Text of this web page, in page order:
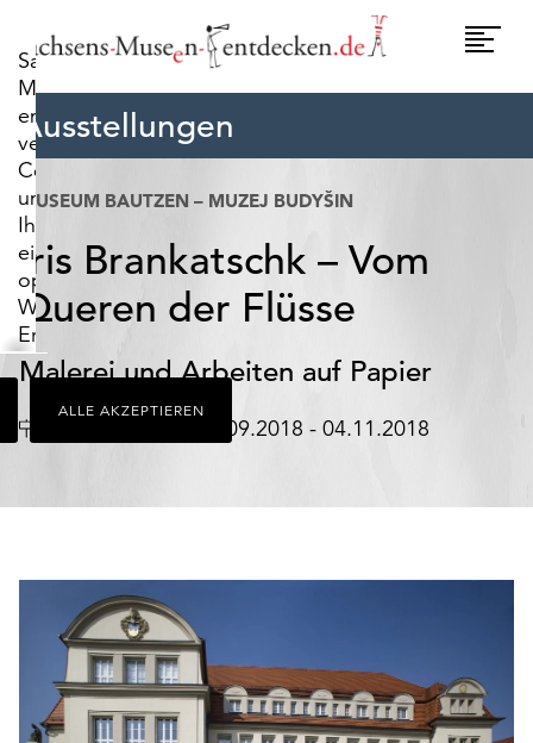
Sachsens-
Museen-
entdecken.de
verwendet
Cookies,
um
Ihnen
ein
optimales
Webseiten-
Erlebnis
zu
bieten.
Dazu
zählen
Betrieb
Seite
notwendig
sind
(funktionale
ALLE AKZEPTIEREN
Ausstellungen
MUSEUM BAUTZEN – MUZEJ BUDYŠIN
Iris Brankatschk – Vom
Queren der Flüsse
Malerei und Arbeiten auf Papier
Ort 01.09.2018 - 04.11.2018